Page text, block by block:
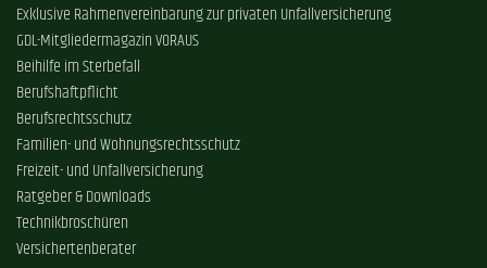
Exklusive Rahmenvereinbarung zur privaten Unfallversicherung
GDL-Mitgliedermagazin VORAUS
Beihilfe im Sterbefall
Berufshaftpflicht
Berufsrechtsschutz
Familien- und Wohnungsrechtsschutz
Freizeit- und Unfallversicherung
Ratgeber & Downloads
Technikbroschüren
Versichertenberater